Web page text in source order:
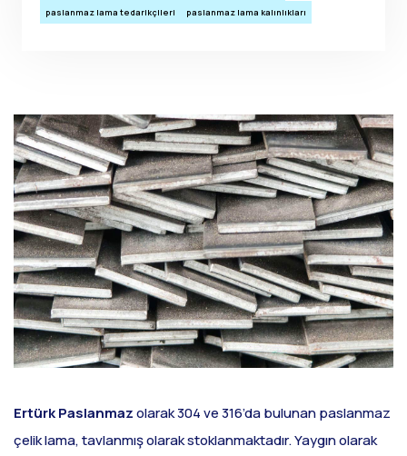
paslanmaz lama tedarikçileri
paslanmaz lama kalınlıkları
Ertürk Paslanmazolarak 304 ve 316’da bulunan paslanmaz
çelik lama, tavlanmış olarak stoklanmaktadır. Yaygın olarak